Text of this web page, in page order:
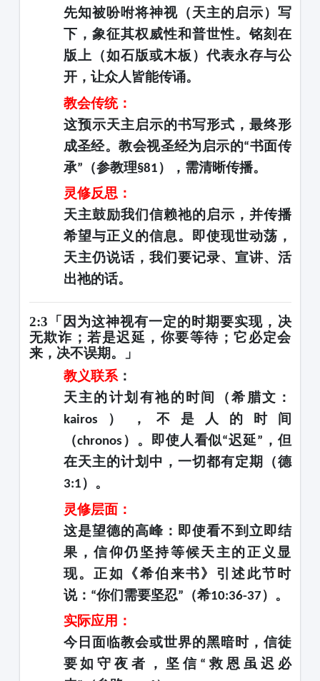
先知被吩咐将神视（天主的启示）写
下，象征其权威性和普世性。铭刻在
版上（如石版或木板）代表永存与公
开，让众人皆能传诵。
教会传统：
这预示天主启示的书写形式，最终形
成圣经。教会视圣经为启示的“书面传
承” （参教理§81 ），需清晰传播。
灵修反思：
天主鼓励我们信赖祂的启示，并传播
希望与正义的信息。即使现世动荡，
天主仍说话，我们要记录、宣讲、活
出祂的话。
2:3「因为这神视有一定的时期要实现，决
无欺诈；若是迟延，你要等待；它必定会
来，决不误期。」
教义联系：
天主的计划有祂的时间（希腊文：
kairos ），不是人的时间
（chronos ）。即使人看似“迟延” ，但
在天主的计划中，一切都有定期（德
3:1 ）。
灵修层面：
这是望德的高峰：即使看不到立即结
果，信仰仍坚持等候天主的正义显
现。正如《希伯来书》引述此节时
说： “你们需要坚忍” （希10:36-37）。
实际应用：
今日面临教会或世界的黑暗时，信徒
要如守夜者，坚信 “ 救恩虽迟必